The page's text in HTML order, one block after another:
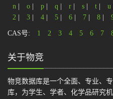
n
o p q r s t u
2
3 4 5 6 7 8
CAS号: 1 2 3 4 5 6 7
关于物竞
物竞数据库是一个全面、专业、
库，为学生、学者、化学品研究